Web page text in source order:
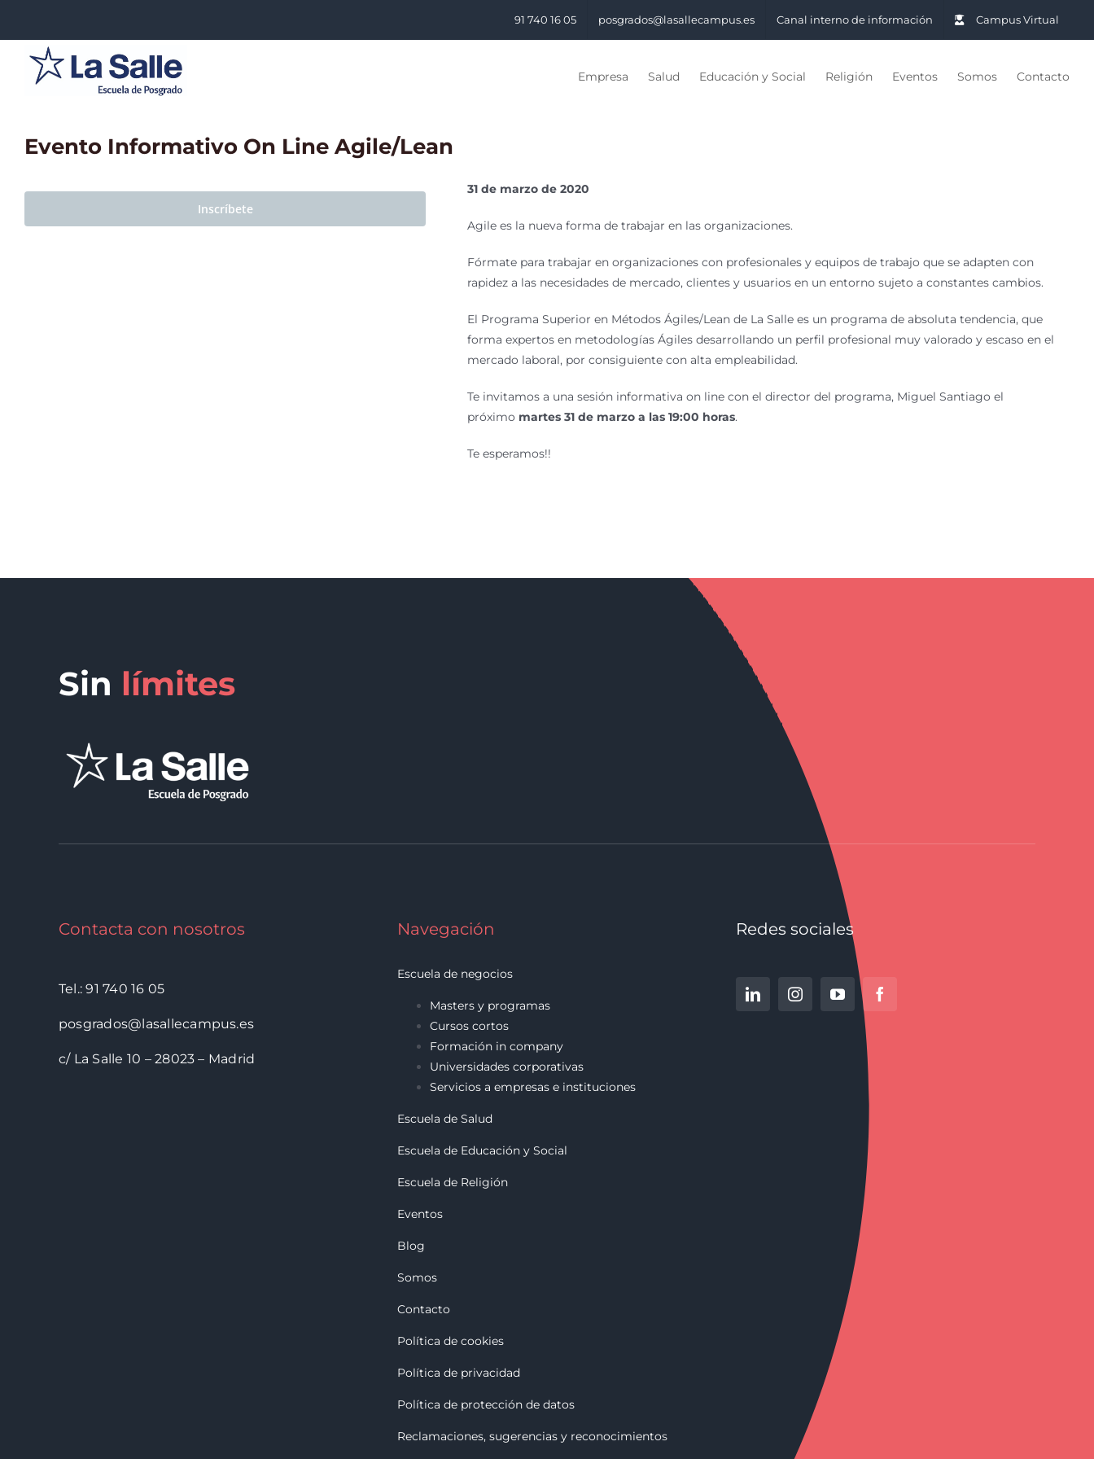
contenido
91 740 16 05 posgrados@lasallecampus.es Canal interno de información Campus Virtual
Empresa Salud Educación y Social Religión Eventos Somos Contacto
Evento Informativo On Line Agile/Lean
Inscríbete
31 de marzo de 2020
Agile es la nueva forma de trabajar en las organizaciones.
Fórmate para trabajar en organizaciones con profesionales y equipos de trabajo que se adapten con
rapidez a las necesidades de mercado, clientes y usuarios en un entorno sujeto a constantes cambios.
El Programa Superior en Métodos Ágiles/Lean de La Salle es un programa de absoluta tendencia, que
forma expertos en metodologías Ágiles desarrollando un perfil profesional muy valorado y escaso en el
mercado laboral, por consiguiente con alta empleabilidad.
Te invitamos a una sesión informativa on line con el director del programa, Miguel Santiago el
próximo martes 31 de marzo a las 19:00 horas.
Te esperamos!!
Sin límites
Contacta con nosotros
Tel.: 91 740 16 05
posgrados@lasallecampus.es
c/ La Salle 10 – 28023 – Madrid
Navegación
Escuela de negocios
Masters y programas
Cursos cortos
Formación in company
Universidades corporativas
Servicios a empresas e instituciones
Escuela de Salud
Escuela de Educación y Social
Escuela de Religión
Eventos
Blog
Somos
Contacto
Política de cookies
Política de privacidad
Política de protección de datos
Reclamaciones, sugerencias y reconocimientos
Redes sociales